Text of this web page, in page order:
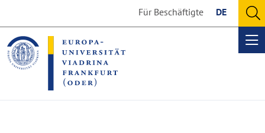
the
content
section
the
footer
section
Für Beschäftigte DE